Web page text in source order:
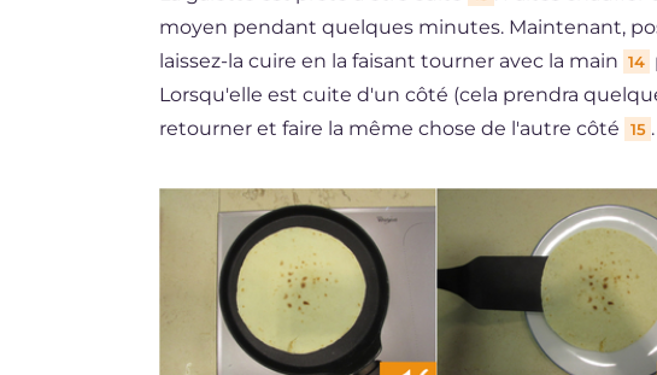
moyen pendant quelques minutes. Maintenant,
laissez-la cuire en la faisant tourner avec la main 14
Lorsqu'elle est cuite d'un côté (cela prendra
retourner et faire la même chose de l'autre côté
15 .